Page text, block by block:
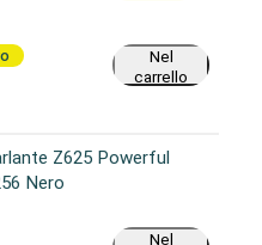
Nel
carrello
Z625 Powerful
Nero
Nel